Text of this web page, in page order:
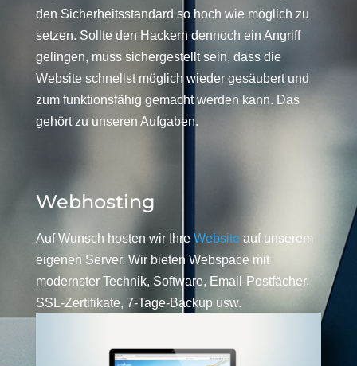
den Sicherheitsstandard so hoch wie möglich zu
setzen. Sollte den Hackern dennoch ein Angriff
gelingen, muss sichergestellt sein, dass die
Website schnellst möglich wieder gesäubert und
zum funktionsfähig gemacht werden kann. Das
gehört zu unseren Aufgaben.
Webhosting
Auf Wunsch hosten wir Ihre Website auf unserem
eigenen Server. Wir bieten Webspace mit
modernster Technik, Software, Email-Postfächer,
SSL-Zertifikate, 7-Tage-Backup usw.